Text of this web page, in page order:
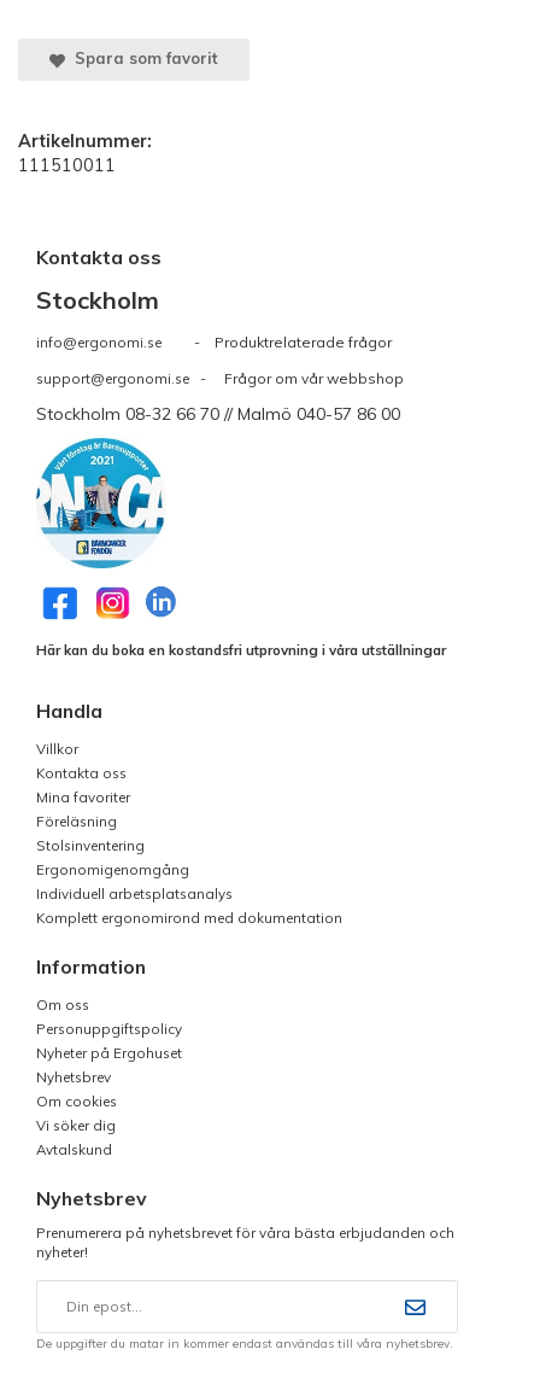
Spara som favorit
Artikelnummer:
111510011
Kontakta oss
Stockholm
info@ergonomi.se - Produktrelaterade frågor
support@ergonomi.se - Frågor om vår webbshop
Stockholm 08-32 66 70 // Malmö 040-57 86 00
Här kan du boka en kostandsfri utprovning i våra utställningar
Handla
Villkor
Kontakta oss
Mina favoriter
Föreläsning
Stolsinventering
Ergonomigenomgång
Individuell arbetsplatsanalys
Komplett ergonomirond med dokumentation
Information
Om oss
Personuppgiftspolicy
Nyheter på Ergohuset
Nyhetsbrev
Om cookies
Vi söker dig
Avtalskund
Nyhetsbrev
Prenumerera på nyhetsbrevet för våra bästa erbjudanden och
nyheter!
De uppgifter du matar in kommer endast användas till våra nyhetsbrev.